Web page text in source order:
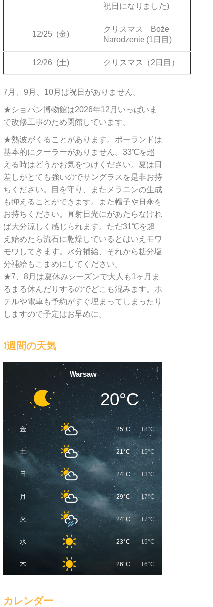
祝日になりました)
12/25 (金)
クリスマス Boże
Narodzenie (1日目)
12/26 (土) クリスマス（2日目）
7月、9月、10月は祝日がありません。
★ショパン博物館は2026年12月いっぱいま
で改修工事のため閉館しています。
★熱波がくることがあります。ポーランドは
基本的にクーラーがありません。33℃を超
える時はどうかお気をつけください。夏は日
差しがとても強いのでサングラスを是非お持
ちください。目を守り、またメラニンの生成
も抑えることができます。また帽子や日傘を
お持ちください。直射日光にがあたらなけれ
ば大分涼しく感じられます。ただ31℃を超
え始めたら流石に乾燥しているとはいえモワ
モワしてきます。水分補給、それから糖分塩
分補給もこまめにしてください。
★7、8月は夏休みシーズンで大人も1ヶ月ま
るまる休んだりするのでどこも混みます。ホ
テルや電車も予約がすぐ埋まってしまったり
しますので予定はお早めに。
1週間の天気
Warsaw
20°C
金 25°C 18°C
土 21°C 15°C
日 24°C 13°C
月 29°C 17°C
火 24°C 17°C
水 23°C 15°C
木 26°C 16°C
カレンダー